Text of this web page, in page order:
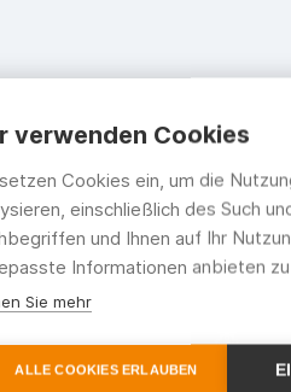
verwenden Cookies
Cookies ein, um die
einschließlich des Such
und Ihnen auf Ihr
Informationen anbieten
Sie mehr
ALLE COOKIES ERLAUBEN